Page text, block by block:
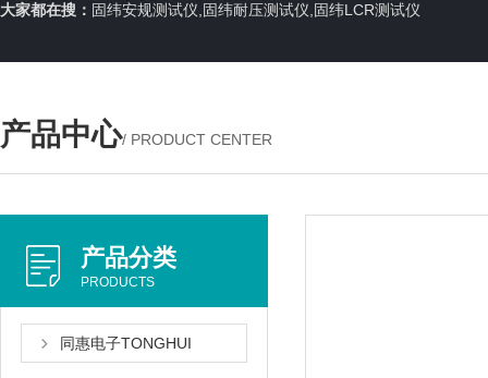
大家都在搜： 固纬安规测试仪,固纬耐压测试仪,固纬LCR测试仪
产品中心/ PRODUCT CENTER
产品分类
PRODUCTS
同惠电子TONGHUI